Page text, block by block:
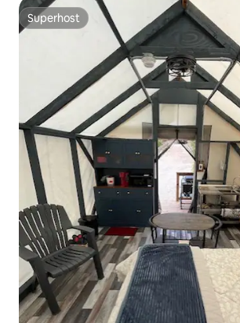
Superhost
Superhost